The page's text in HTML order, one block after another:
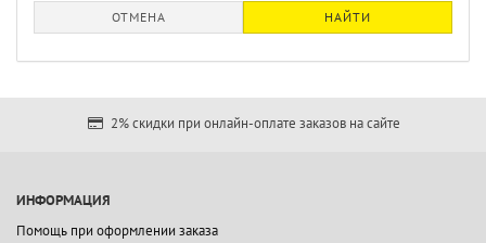
ОТМЕНА НАЙТИ
2% скидки при онлайн-оплате заказов на сайте
ИНФОРМАЦИЯ
Помощь при оформлении заказа